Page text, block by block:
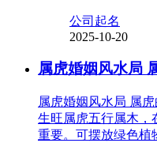
公司起名
2025-10-20
属虎婚姻风水局
属虎婚姻风水局 属
生旺属虎五行属木，
重要。可摆放绿色植